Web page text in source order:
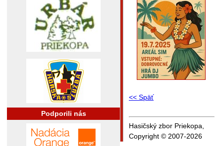
Podporili nás
<< Späť
Hasičský zbor Priekopa,
Copyright © 2007-2026